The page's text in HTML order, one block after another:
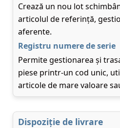
Crează un nou lot
articolul de referință,
aferente.
Registru numere de serie
Permite gestionarea și
piese printr-un cod unic,
articole de mare valoare
Dispoziție de livrare